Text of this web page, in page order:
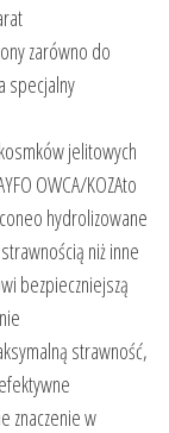
zarówno do
specjalny
jelitowych
OWCA/KOZAto
hydrolizowane
niż inne
bezpieczniejszą
strawność,
znaczenie w